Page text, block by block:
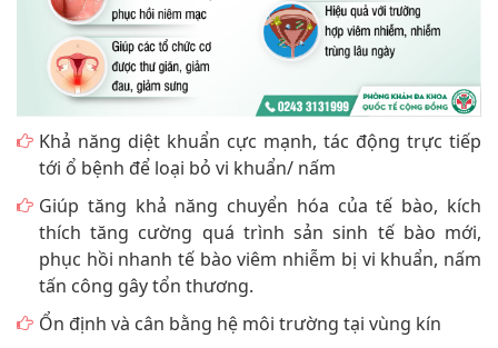
Khả năng diệt khuẩn cực mạnh, tác động trực tiếp
tới ổ bệnh để loại bỏ vi khuẩn/ nấm
Giúp tăng khả năng chuyển hóa của tế bào, kích
thích tăng cường quá trình sản sinh tế bào mới,
phục hồi nhanh tế bào viêm nhiễm bị vi khuẩn, nấm
tấn công gây tổn thương.
Ổn định và cân bằng hệ môi trường tại vùng kín